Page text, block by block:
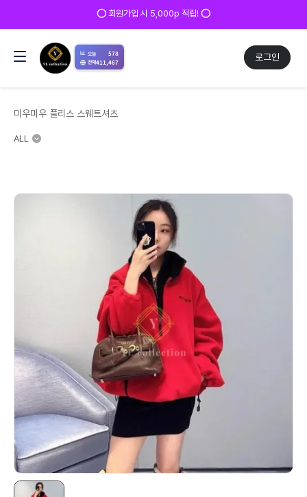
✅ 매일 방문 후 로그인 시 200p 적립! ✅
로그인
📊 오늘 578
전체411,467
미우미우 플리스 스웨트셔츠
ALL